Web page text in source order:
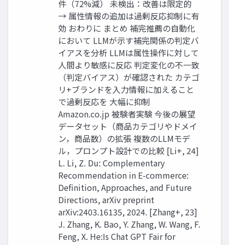
件（72%減） 未検出：改善は限定的
→ 属性情報の追加は過剰反応抑制に有
効 おわりに まとめ 補完推薦の⾃動化
において LLMが⽰す補完関係の判定バ
イアスを分析 LLMは属性操作に対して
人間より敏感に反応 判定変化の不一致
（判定バイアス）が確認された カテゴ
リ+ブランドを入力情報に加えること
で過剰反応を 大幅に抑制
Amazon.co.jp 被験者実験 今後の展望
データセット（商品カテゴリやドメイ
ン，商品数）の拡張 複数のLLMモデ
ル，プロンプト設計での⽐較 [Li+, 24]
L. Li, Z. Du: Complementary
Recommendation in E-commerce:
Definition, Approaches, and Future
Directions, arXiv preprint
arXiv:2403.16135, 2024. [Zhang+, 23]
J. Zhang, K. Bao, Y. Zhang, W. Wang, F.
Feng, X. He:Is Chat GPT Fair for